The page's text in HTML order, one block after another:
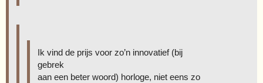
Ik vind de prijs voor zo’n innovatief (bij
gebrek
aan een beter woord) horloge, niet eens zo